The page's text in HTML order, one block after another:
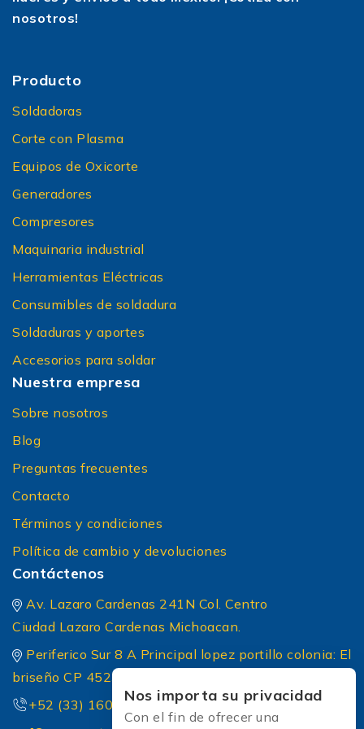
nosotros!
Producto
Soldadoras
Corte con Plasma
Equipos de Oxicorte
Generadores
Compresores
Maquinaria industrial
Herramientas Eléctricas
Consumibles de soldadura
Soldaduras y aportes
Accesorios para soldar
Nuestra empresa
Sobre nosotros
Blog
Preguntas frecuentes
Contacto
Términos y condiciones
Política de cambio y devoluciones
Contáctenos
Av. Lazaro Cardenas 241N Col. Centro
Ciudad Lazaro Cardenas Michoacan.
Periferico Sur 8 A Principal lopez portillo colonia: El
briseño CP 45236 Zapopan Jalisco
+52 (33) 1604 5032Nos importa su privacidad
Con el fin de ofrecer una